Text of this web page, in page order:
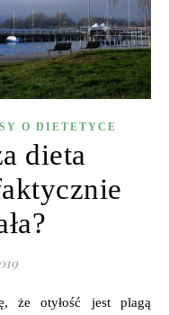
O DIETETYCE
dieta